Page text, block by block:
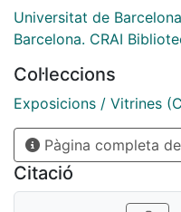
Universitat de
Barcelona. CRAI
Col·leccions
Exposicions / Vitrines
Pàgina completa
Citació